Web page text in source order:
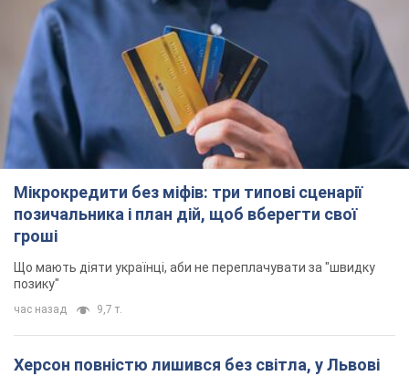
Мікрокредити без міфів: три типові сценарії
позичальника і план дій, щоб вберегти свої
гроші
Що мають діяти українці, аби не переплачувати за "швидку
позику"
час назад 9,7 т.
Херсон повністю лишився без світла, у Львові